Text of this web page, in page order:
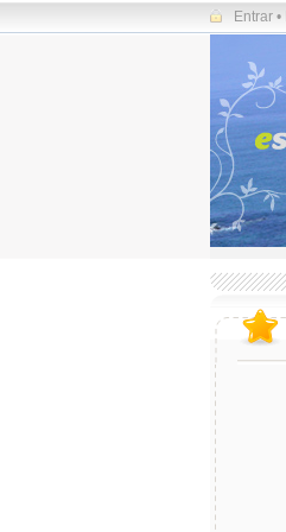
Entrar •